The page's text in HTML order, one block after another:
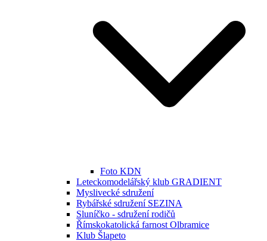
Foto KDN
Leteckomodelářský klub GRADIENT
Myslivecké sdružení
Rybářské sdružení SEZINA
Sluníčko - sdružení rodičů
Římskokatolická farnost Olbramice
Klub Šlapeto